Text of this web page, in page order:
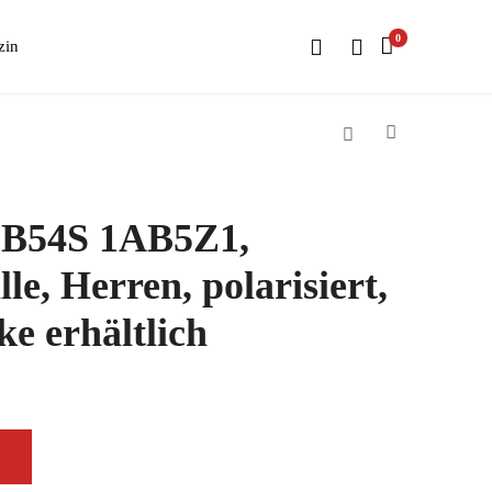
0
1AB5Z1,
Herren, polarisiert,
erhältlich